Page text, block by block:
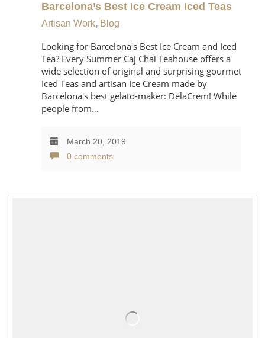
Barcelona’s Best Ice Cream Iced Teas
Artisan Work, Blog
Looking for Barcelona's Best Ice Cream and Iced
Tea? Every Summer Caj Chai Teahouse offers a
wide selection of original and surprising gourmet
Iced Teas and artisan Ice Cream made by
Barcelona's best gelato-maker: DelaCrem! While
people from…
March 20, 2019
0 comments